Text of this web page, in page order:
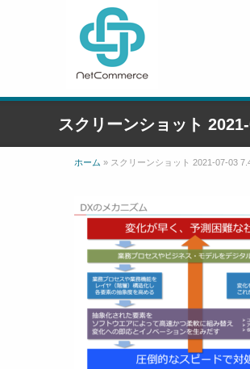
スクリーンショット
ホーム » スクリーンショット 2021-07-03